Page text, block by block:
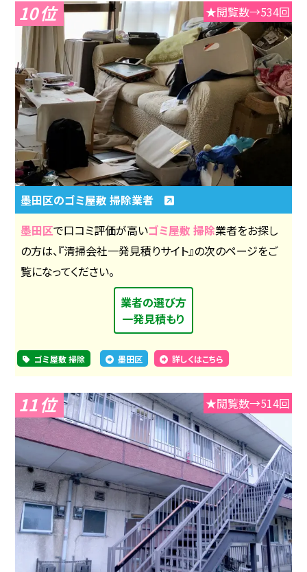
10 ★閲覧数→534回
墨田区のゴミ屋敷 掃除業者
墨田区で口コミ評価が高いゴミ屋敷 掃除業者をお探し
の方は、『清掃会社一発見積りサイト』の次のページをご
覧になってください。
業者の選び方
一発見積もり
ゴミ屋敷 掃除 墨田区 詳しくはこちら
11 ★閲覧数→514回